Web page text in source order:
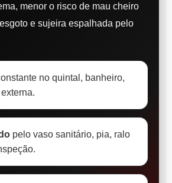
menor o risco de mau cheiro
e sujeira espalhada pelo
no quintal, banheiro,
pelo vaso sanitário, pia, ralo